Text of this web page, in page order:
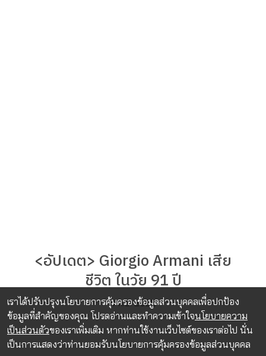
<อัปเดต> Giorgio Armani เสีย
ชีวิต ในวัย 91 ปี
4 ก.ย. 2025
เราได้ปรับปรุงนโยบายการคุ้มครองข้อมูลส่วนบุคคลเพื่อปกป้อง
ข้อมูลที่สำคัญของคุณ โปรดอ่านและทำความเข้าใจนโยบายความ
เป็นส่วนตัวของเราเพิ่มเติม หากท่านใช้งานเว็บไซต์ของเราต่อไป นั่น
เป็นการแสดงว่าท่านยอมรับนโยบายการคุ้มครองข้อมูลส่วนบุคคล